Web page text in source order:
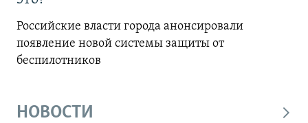
Российские власти города анонсировали
появление новой системы защиты от
беспилотников
НОВОСТИ